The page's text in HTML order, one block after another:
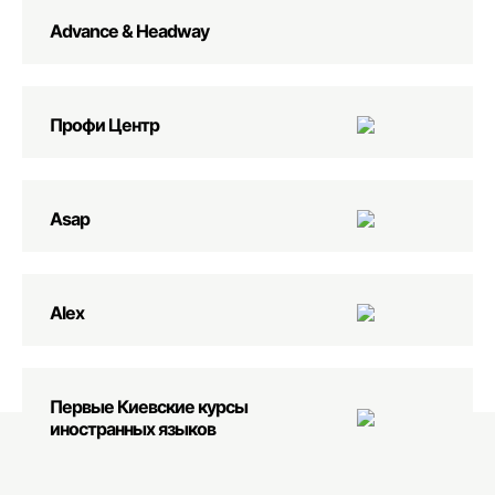
Advance & Headway
Профи Центр
Asap
Alex
Первые Киевские курсы
иностранных языков